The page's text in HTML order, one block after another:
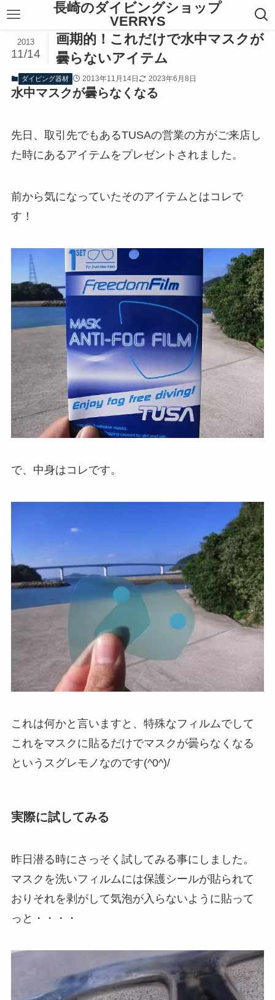
長崎のダイビングショップ
VERRYS
画期的！これだけで水中マスクが
曇らないアイテム
2013
11/14
ダイビング器材 2013年11月14日 2023年6月8日
水中マスクが曇らなくなる
先日、取引先でもあるTUSAの営業の方がご来店し
た時にあるアイテムをプレゼントされました。
前から気になっていたそのアイテムとはコレで
す！
で、中身はコレです。
これは何かと言いますと、特殊なフィルムでして
これをマスクに貼るだけでマスクが曇らなくなる
というスグレモノなのです(^0^)/
実際に試してみる
昨日潜る時にさっそく試してみる事にしました。
マスクを洗いフィルムには保護シールが貼られて
おりそれを剥がして気泡が入らないように貼って
っと・・・・